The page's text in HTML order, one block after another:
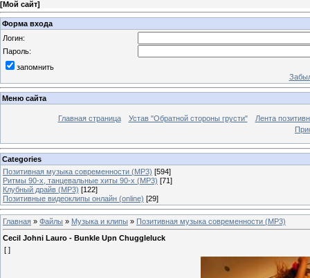
[Мой сайт]
Форма входа
Логин:
Пароль:
запомнить
Меню сайта
Главная страница Устав "Обратной стороны грусти"
Лента
Categories
Позитивная музыка современности (MP3) [594]
Ритмы 90-х, танцевальные хиты 90-х (MP3) [71]
Клубный драйв (MP3) [122]
Позитивные видеоклипы онлайн (online) [29]
Главная » Файлы » Музыка и клипы » Позитивная музыка современности (MP3)
Cecil Johni Lauro - Bunkle Upn Chuggleluck
[ ]